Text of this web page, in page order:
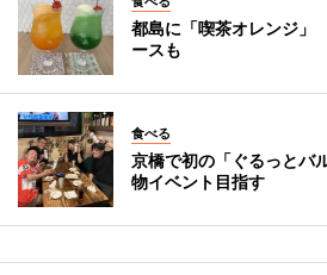
都島に「喫茶オレンジ
ースも
食べる
京橋で初の「ぐるっと
物イベント目指す